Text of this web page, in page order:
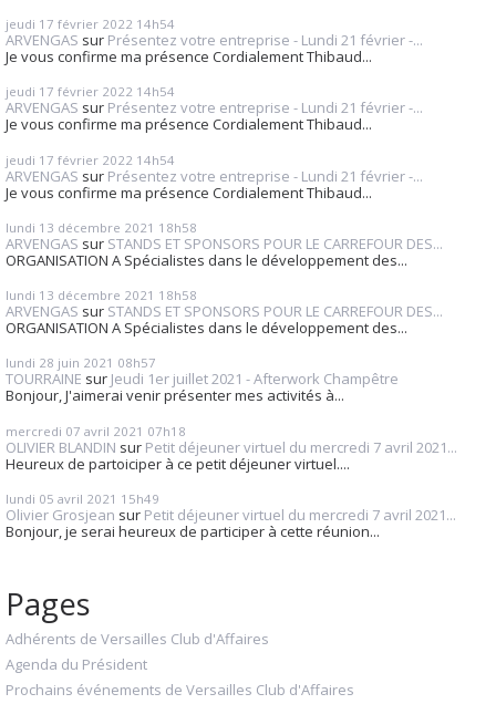
jeudi 17 février 2022 14h54
ARVENGAS sur Présentez votre entreprise - Lundi 21 février -...
Je vous confirme ma présence Cordialement Thibaud...
jeudi 17 février 2022 14h54
ARVENGAS sur Présentez votre entreprise - Lundi 21 février -...
Je vous confirme ma présence Cordialement Thibaud...
jeudi 17 février 2022 14h54
ARVENGAS sur Présentez votre entreprise - Lundi 21 février -...
Je vous confirme ma présence Cordialement Thibaud...
lundi 13 décembre 2021 18h58
ARVENGAS sur STANDS ET SPONSORS POUR LE CARREFOUR DES...
ORGANISATION A Spécialistes dans le développement des...
lundi 13 décembre 2021 18h58
ARVENGAS sur STANDS ET SPONSORS POUR LE CARREFOUR DES...
ORGANISATION A Spécialistes dans le développement des...
lundi 28 juin 2021 08h57
TOURRAINE sur Jeudi 1er juillet 2021 - Afterwork Champêtre
Bonjour, J'aimerai venir présenter mes activités à...
mercredi 07 avril 2021 07h18
OLIVIER BLANDIN sur Petit déjeuner virtuel du mercredi 7 avril 2021...
Heureux de partoiciper à ce petit déjeuner virtuel....
lundi 05 avril 2021 15h49
Olivier Grosjean sur Petit déjeuner virtuel du mercredi 7 avril 2021...
Bonjour, je serai heureux de participer à cette réunion...
Pages
Adhérents de Versailles Club d'Affaires
Agenda du Président
Prochains événements de Versailles Club d'Affaires